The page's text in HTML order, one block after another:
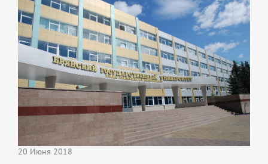
20 Июня 2018